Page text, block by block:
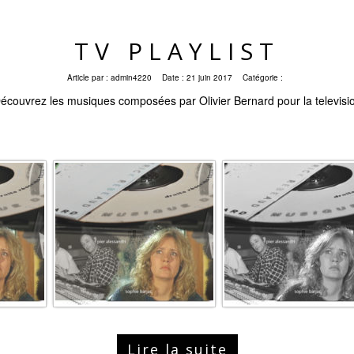
TV PLAYLIST
Article par : admin4220 Date : 21 juin 2017 Catégorie :
les musiques composées par Olivier Bernard pour la
Lire la suite